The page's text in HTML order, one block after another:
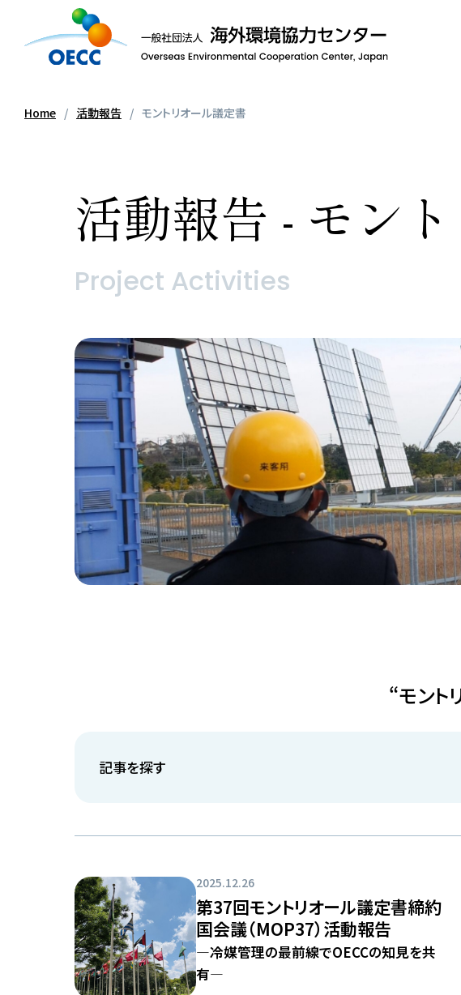
Home 活動報告 モントリオール議定書
活動報告 - モン
Project Activities
“モント
記事を探す
2025.12.26
第37回モントリオール議定書締約
国会議（MOP37）活動報告
―冷媒管理の最前線でOECCの知見を共
有―